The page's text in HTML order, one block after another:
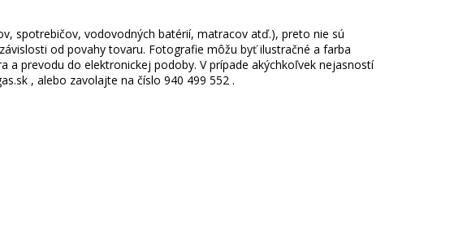
spotrebičov, vodovodných batérií, matracov atď.), preto nie sú
od povahy tovaru. Fotografie môžu byť ilustračné a farba
prevodu do elektronickej podoby. V prípade akýchkoľvek nejasností
, alebo zavolajte na číslo 940 499 552 .